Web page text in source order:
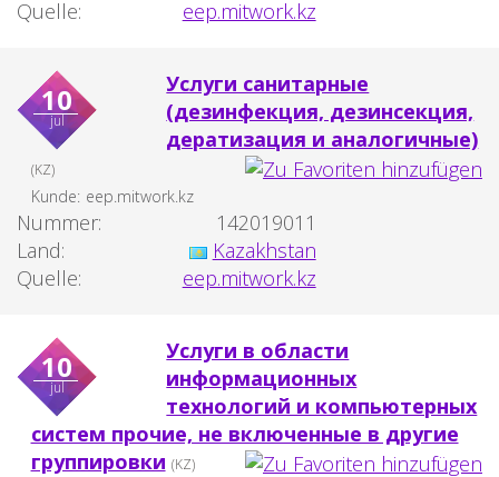
Quelle:
eep.mitwork.kz
10
jul
Услуги санитарные
(дезинфекция, дезинсекция,
дератизация и аналогичные)
(KZ)
Kunde: eep.mitwork.kz
Nummer:
142019011
Land:
Kazakhstan
Quelle:
eep.mitwork.kz
10
jul
Услуги в области
информационных
технологий и компьютерных
систем прочие, не включенные в другие
группировки (KZ)